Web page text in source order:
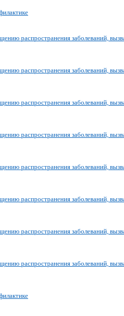
распространения заболеваний,
распространения заболеваний,
распространения заболеваний,
распространения заболеваний,
распространения заболеваний,
распространения заболеваний,
распространения заболеваний,
распространения заболеваний,